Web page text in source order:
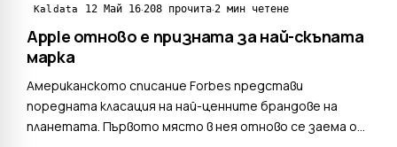
годишна жена, пътуваща ...
Kaldata 12 Май 16·208 прочита·2 мин четене
Apple отново е призната за най-скъпата
марка
Американското списание Forbes представи
поредната класация на най-ценните брандове на
планетата. Първото място в нея отново се заема от